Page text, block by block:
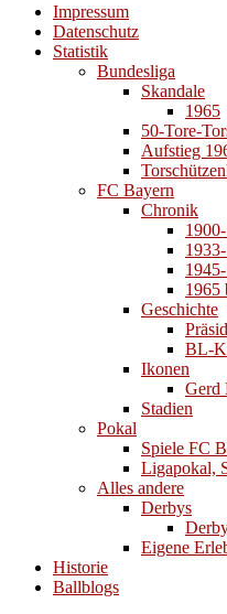
Impressum
Datenschutz
Statistik
Bundesliga
Skandale
1965
50-Tore-
Aufstieg
FC Bayern
Chronik
1965
Geschichte
BL-
Ikonen
Gerd
Stadien
Pokal
Spiele FC
Ligapokal,
Alles andere
Derbys
Eigene
Historie
Ballblogs